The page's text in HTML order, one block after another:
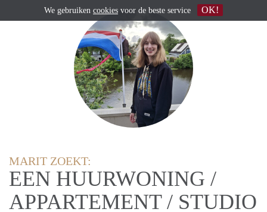
MARIT ZOEKT:
EEN HUURWONING /
APPARTEMENT / STUDIO
We gebruiken cookies voor de beste service OK!